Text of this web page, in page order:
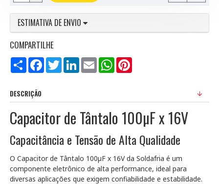
ESTIMATIVA DE ENVIO
COMPARTILHE
Compartilhar
FacebookTwitterLinkedInEmail WhatsApp
DESCRIÇÃO
Capacitor de Tântalo 100µF x 16V
Capacitância e Tensão de Alta Qualidade
O Capacitor de Tântalo 100µF x 16V da Soldafria é um
componente eletrônico de alta performance, ideal para
diversas aplicações que exigem confiabilidade e estabilidade.